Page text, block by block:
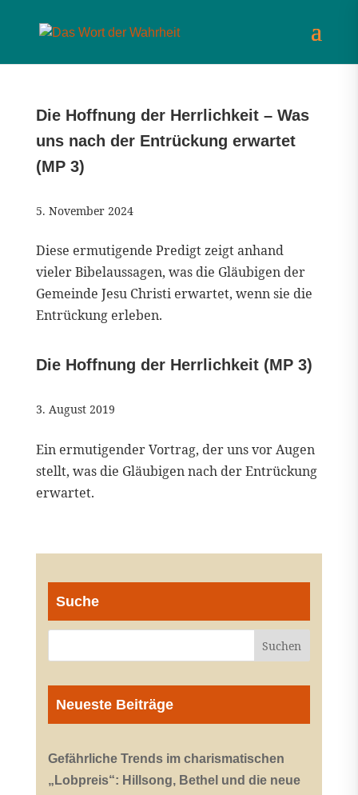
Die Hoffnung der Herrlichkeit – Was
uns nach der Entrückung erwartet
(MP 3)
5. November 2024
Diese ermutigende Predigt zeigt anhand
vieler Bibelaussagen, was die Gläubigen der
Gemeinde Jesu Christi erwartet, wenn sie die
Entrückung erleben.
Die Hoffnung der Herrlichkeit (MP 3)
3. August 2019
Ein ermutigender Vortrag, der uns vor Augen
stellt, was die Gläubigen nach der Entrückung
erwartet.
Suche
Neueste Beiträge
Gefährliche Trends im charismatischen
„Lobpreis“: Hillsong, Bethel und die neue